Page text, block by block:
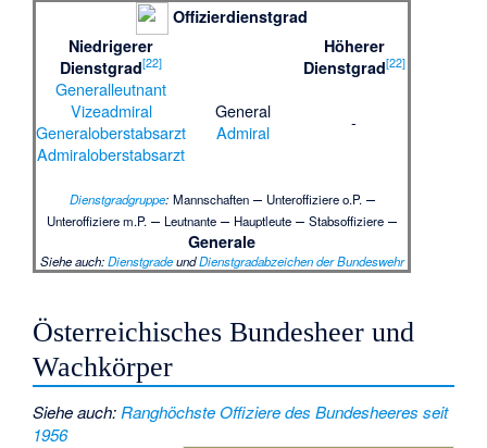
Offizierdienstgrad
Niedrigerer
Dienstgrad[22]
Höherer
Dienstgrad[22]
Generalleutnant
Vizeadmiral
Generaloberstabsarzt
Admiraloberstabsarzt
General
Admiral
-
Dienstgradgruppe: Mannschaften– Unteroffiziere o.P. –
Unteroffiziere m.P. – Leutnante – Hauptleute –Stabsoffiziere –
Generale
Siehe auch:DienstgradeundDienstgradabzeichen der Bundeswehr
Österreichisches Bundesheer und
Wachkörper
Siehe auch:Ranghöchste Offiziere des Bundesheeres seit
1956